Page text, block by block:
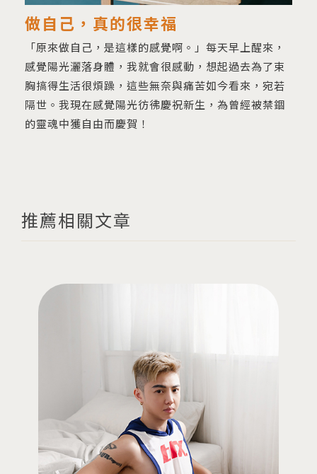
做自己，真的很幸福
「原來做自己，是這樣的感覺啊。」每天早上醒來，
感覺陽光灑落身體，我就會很感動，想起過去為了束
胸搞得生活很煩躁，這些無奈與痛苦如今看來，宛若
隔世。我現在感覺陽光彷彿慶祝新生，為曾經被禁錮
的靈魂中獲自由而慶賀！
推薦相關文章